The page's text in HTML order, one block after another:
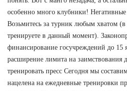
особенно много клубники!
Возьмитесь за турник любым хватом (в
тренируете в данный момент).
финансирование госучреждений до 15
расширение лимита на заимствования
тренировать пресс Сегодня мы
нацелена на ежедневные тренировки